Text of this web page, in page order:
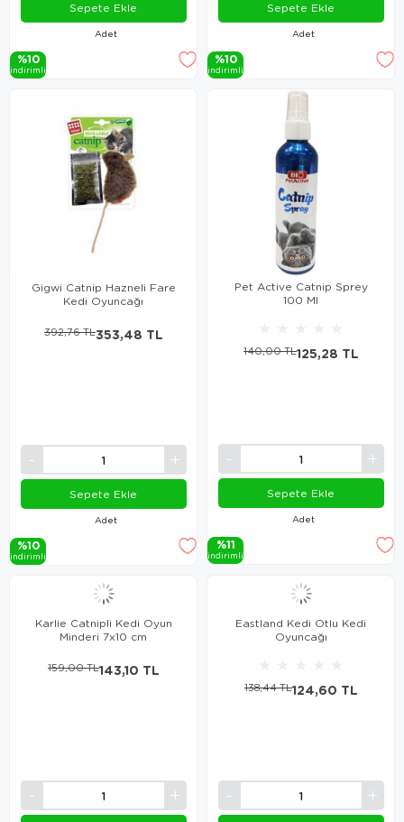
Adet
Sepete Ekle
%10
i̇ndi̇ri̇mli̇
Adet
Sepete Ekle
%10
i̇ndi̇ri̇mli̇
Gigwi Catnip Hazneli Fare
Kedi Oyuncağı
Adet
353,48 TL
392,76 TL
Sepete Ekle
%10
i̇ndi̇ri̇mli̇
Pet Active Catnip Sprey
100 Ml
Adet
125,28 TL
140,00 TL
Sepete Ekle
%11
i̇ndi̇ri̇mli̇
Karlie Catnipli Kedi Oyun
Minderi 7x10 cm
143,10 TL
159,00 TL
Eastland Kedi Otlu Kedi
Oyuncağı
124,60 TL
138,44 TL